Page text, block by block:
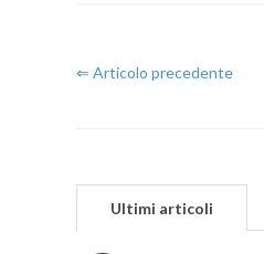
⇐ Articolo precedente
Ultimi articoli